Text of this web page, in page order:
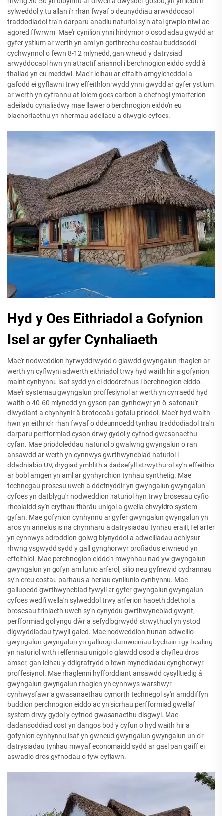
sylweddol y tu allan i'r rhan fwyaf o deunyddiau arwyddocaol
traddodiadol tra'n darparu anadlu naturiol sy'n atal grwpio niwl ac
agored ffwrwm. Mae'r cynilion ynni hirdymor o osodiadau gwydd ar
gyfer ystlum ar werth yn aml yn gorthrechu costau buddsoddi
cychwynnol o fewn 8-12 mlynedd, gan wneud y datrysiad
arwyddocaol hwn yn atractif ariannol i berchnogion eiddo sydd â
thaliad yn eu meddwl. Mae'r leihau ar effaith amgylcheddol a
gafodd ei gyflawni trwy effeithlonrwydd ynni gwydd ar gyfer ystlum
ar werth yn cyfrannu at lolem goes carbon a chefnogi ymarferion
adeiladu cynaliadwy mae llawer o berchnogion eiddo'n eu
blaenoriaethu yn nhermau adeiladu a diwygio cyfoes.
Hyd y Oes Eithriadol a Gofynion
Isel ar gyfer Cynhaliaeth
Mae'r nodweddion hyrwyddrwydd o glawdd gwyngalun rhaglen ar
werth yn cyflwyni adwerth eithriadol trwy hyd waith hir a gofynion
maint cynhynnu isaf sydd yn ei ddodrefnus i berchnogion eiddo.
Mae'r systemau gwyngalun proffesiynol ar werth yn cyrraedd hyd
waith o 40-60 mlynedd yn gyson pan gynhewyr yn ôl safonau'r
diwydiant a chynhynir â brotocoâu gofalu priodol. Mae'r hyd waith
hwn yn eithrio'r rhan fwyaf o ddeunnoedd tynhau traddodiadol tra'n
darparu perfformiad cyson drwy gydol y cyfnod gwasanaethu
cyfan. Mae priodoleddau naturiol o gwalwng gwyngalun o ran
ansawdd ar werth yn cynnwys gwrthwynebiad naturiol i
ddadniabio UV, drygiad ymhlith a dadsefyll strwythurol sy'n effeithio
ar bobl amgen yn aml ar gynhyrchion tynhau synthetig. Mae
technegau prosesu uwch a ddefnyddir yn gwyngalun gwyngalun
cyfoes yn datblygu'r nodweddion naturiol hyn trwy brosesau cyfio
rheolaidd sy'n cryfhau ffibrâu unigol a gwella chwyldro system
gyfan. Mae gofynion cynhynnu ar gyfer gwyngalun gwyngalun yn
aros yn annelus is na chymharu â datrysiadau tynhau eraill, fel arfer
yn cynnwys adroddion golwg blynyddol a adweiliadau achlysur
rhwng ysgwydd sydd y gall gynghorwyr profiadus ei wneud yn
effeithiol. Mae perchnogion eiddo'n mwynhau nad yw gwyngalun
gwyngalun yn gofyn am lunio arferol, silio neu gyfnewid cydrannau
sy'n creu costau parhaus a heriau cynllunio cynhynnu. Mae
galluoedd gwrthwynebiad tywyll ar gyfer gwyngalun gwyngalun
cyfoes wedi'i wella'n sylweddol trwy arferion haoeth ddethol a
brosesau triniaeth uwch sy'n cynyddu gwrthwynebiad gwynt,
perfformiad gollyngu dŵr a sefydlogrwydd strwythuol yn ystod
digwyddiadau tywyll galed. Mae nodweddion hunan-adweilio
gwyngalun gwyngalun yn galluogi damweiniau bychain i gy healing
yn naturiol wrth i elfennau unigol o glawdd osod a chyfleu dros
amser, gan leihau y ddigrafrydd o fewn mynediadau cynghorwyr
proffesiynol. Mae rhaglenni hyfforddiant ansawdd cysylltiedig â
gwyngalun gwyngalun rhaglen yn cynnwys warshwyr
cynhwysfawr a gwasanaethau cymorth technegol sy'n amddiffyn
buddion perchnogion eiddo ac yn sicrhau perfformiad gwellaf
system drwy gydol y cyfnod gwasanaethu disgwyl. Mae
dadansoddiad cost yn dangos bod y cyfun o hyd waith hir a
gofynion cynhynnu isaf yn gwneud gwyngalun gwyngalun un o'r
datrysiadau tynhau mwyaf economaidd sydd ar gael pan gaiff ei
aswadio dros gyfnodau o fyw cyflawn.